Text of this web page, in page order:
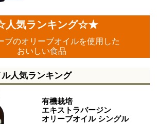
気ランキング☆★
ブのオリーブオイルを使用した
おいしい食品
人気ランキング
有機栽培
エキストラバージン
オリーブオイル シングル